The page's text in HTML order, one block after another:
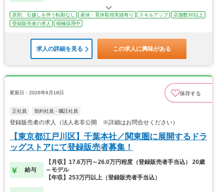
原則、引越しを伴う転勤なし 産休・育休取得実績有り スキルアップ
店舗数30以上
登録販売者の求人
積極採用中
求人の詳細を見る この求人に興味がある
更新日：2026年6月18日 保存する
正社員 契約社員・嘱託社員
登録販売者の求人（法人名非公開 ※詳細はお問合せください）
【東京都江戸川区】千葉本社／関東圏に展開するドラ
ッグストアにて登録販売者募集！
給与
【月収】17.6万円～26.0万円程度（登録販売者手当込） 20歳
～モデル
【年収】253万円以上（登録販売者手当込）